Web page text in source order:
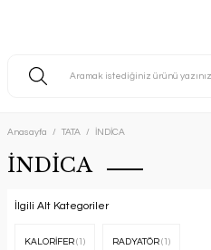
Anasayfa TATA İNDİCA
İNDİCA
İlgili Alt Kategoriler
KALORİFER (1) RADYATÖR (1)